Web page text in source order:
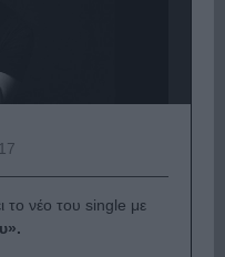
το νέο του single με